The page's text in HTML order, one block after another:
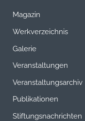
Magazin
Werkverzeichnis
Galerie
Veranstaltungen
Veranstaltungsarchiv
Publikationen
Stiftungsnachrichten